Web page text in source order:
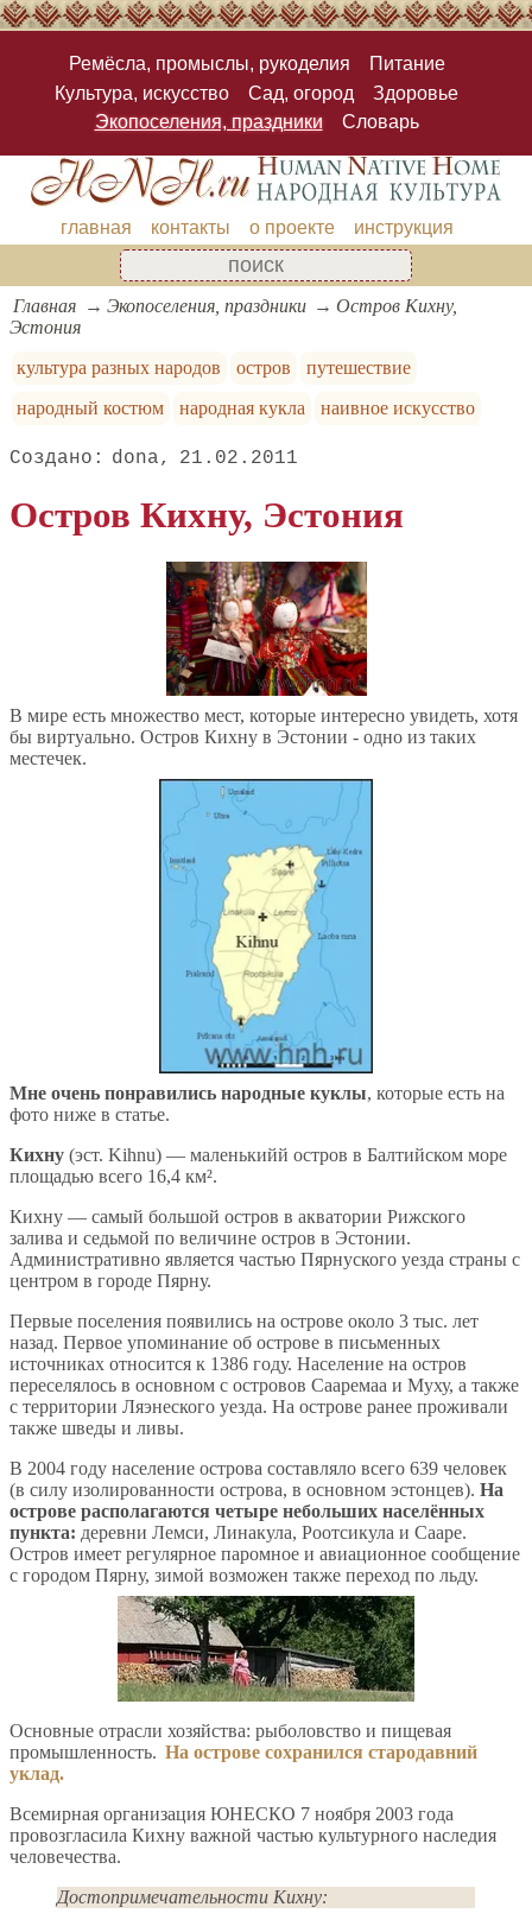
Ремёсла, промыслы, рукоделия
Питание
Культура, искусство
Сад, огород
Здоровье
Экопоселения, праздники
Словарь
главная контакты о проекте инструкция
Главная Экопоселения, праздники
Остров Кихну,
Эстония
культура разных народов
остров
путешествие
народный костюм
народная кукла наивное искусство
dona 21.02.2011
Остров Кихну, Эстония
В мире есть множество мест, которые интересно увидеть, хотя
бы виртуально. Остров Кихну в Эстонии - одно из таких
местечек.
Мне очень понравились народные куклы, которые есть на
фото ниже в статье.
Кихну (эст. Kihnu) — маленькийй остров в Балтийском море
площадью всего 16,4 км².
Кихну — самый большой остров в акватории Рижского
залива и седьмой по величине остров в Эстонии.
Административно является частью Пярнуского уезда страны с
центром в городе Пярну.
Первые поселения появились на острове около 3 тыс. лет
назад. Первое упоминание об острове в письменных
источниках относится к 1386 году. Население на остров
переселялось в основном с островов Сааремаа и Муху, а также
с территории Ляэнеского уезда. На острове ранее проживали
также шведы и ливы.
В 2004 году население острова составляло всего 639 человек
(в силу изолированности острова, в основном эстонцев). На
острове располагаются четыре небольших населённых
пункта: деревни Лемси, Линакула, Роотсикула и Сааре.
Остров имеет регулярное паромное и авиационное сообщение
с городом Пярну, зимой возможен также переход по льду.
Основные отрасли хозяйства: рыболовство и пищевая
промышленность. На острове сохранился стародавний
уклад.
Всемирная организация ЮНЕСКО 7 ноября 2003 года
провозгласила Кихну важной частью культурного наследия
человечества.
Достопримечательности Кихну: